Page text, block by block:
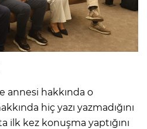
annesi hakkında o
hiç yazı yazmadığını
ilk kez konuşma yaptığını